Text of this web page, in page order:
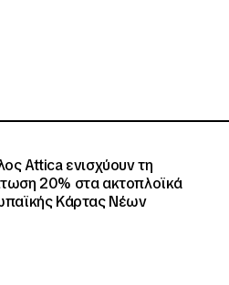
Attica ενισχύουν τη
20% στα ακτοπλοϊκά
Κάρτας Νέων